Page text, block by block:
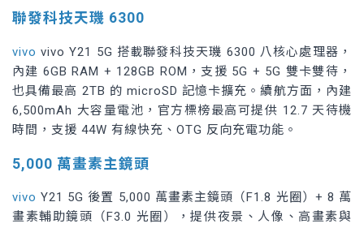
聯發科技天璣 6300
vivo vivo Y21 5G 搭載聯發科技天璣 6300 八核心處理器，
內建 6GB RAM + 128GB ROM，支援 5G + 5G 雙卡雙待，
也具備最高 2TB 的 microSD 記憶卡擴充。續航方面，內建
6,500mAh 大容量電池，官方標榜最高可提供 12.7 天待機
時間，支援 44W 有線快充、OTG 反向充電功能。
5,000 萬畫素主鏡頭
vivo Y21 5G 後置 5,000 萬畫素主鏡頭（F1.8 光圈）+ 8 萬
畫素輔助鏡頭（F3.0 光圈），提供夜景、人像、高畫素與